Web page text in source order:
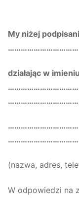
My niżej
działając w imieniu
……………………………
(nazwa, adres,
W odpowiedzi na